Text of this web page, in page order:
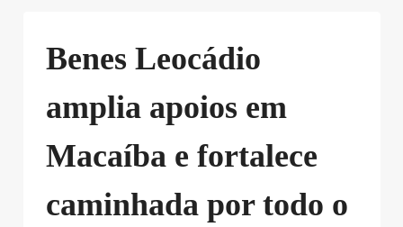
Benes Leocádio
amplia apoios em
Macaíba e fortalece
caminhada por todo o